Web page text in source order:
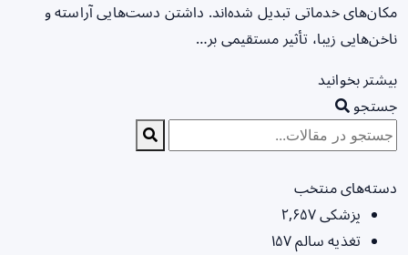
مکان‌های خدماتی تبدیل شده‌اند. داشتن دست‌هایی آراسته و
ناخن‌هایی زیبا، تأثیر مستقیمی بر…
بیشتر بخوانید
جستجو
دسته‌های منتخب
پزشکی۲,۶۵۷
تغذیه سالم۱۵۷